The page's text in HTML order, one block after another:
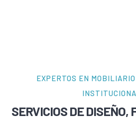
EXPERTOS EN
SERVICIOS DE DISEÑO,